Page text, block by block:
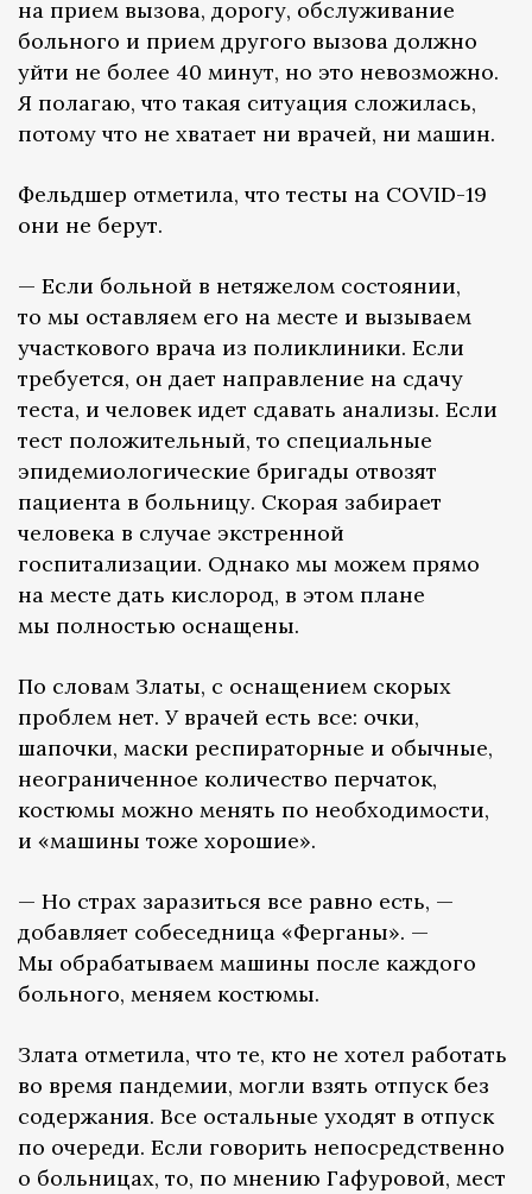
на прием вызова, дорогу, обслуживание
больного и прием другого вызова должно
уйти не более 40 минут, но это невозможно.
Я полагаю, что такая ситуация сложилась,
потому что не хватает ни врачей, ни машин.
Фельдшер отметила, что тесты на COVID-19
они не берут.
— Если больной в нетяжелом состоянии,
то мы оставляем его на месте и вызываем
участкового врача из поликлиники. Если
требуется, он дает направление на сдачу
теста, и человек идет сдавать анализы. Если
тест положительный, то специальные
эпидемиологические бригады отвозят
пациента в больницу. Скорая забирает
человека в случае экстренной
госпитализации. Однако мы можем прямо
на месте дать кислород, в этом плане
мы полностью оснащены.
По словам Златы, с оснащением скорых
проблем нет. У врачей есть все: очки,
шапочки, маски респираторные и обычные,
неограниченное количество перчаток,
костюмы можно менять по необходимости,
и «машины тоже хорошие».
— Но страх заразиться все равно есть, —
добавляет собеседница «Ферганы». —
Мы обрабатываем машины после каждого
больного, меняем костюмы.
Злата отметила, что те, кто не хотел работать
во время пандемии, могли взять отпуск без
содержания. Все остальные уходят в отпуск
по очереди. Если говорить непосредственно
о больницах, то, по мнению Гафуровой, мест